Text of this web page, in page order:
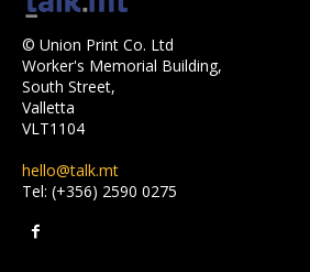
© Union Print Co. Ltd
Worker's Memorial Building,
South Street,
Valletta
VLT1104
hello@talk.mt
Tel: (+356) 2590 0275